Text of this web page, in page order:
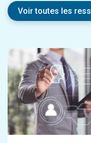
Voir toutes les